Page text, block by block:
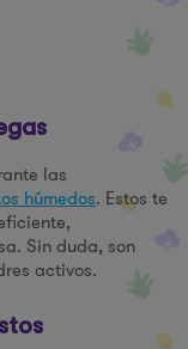
las
húmedos. Estos te
Sin duda, son
activos.